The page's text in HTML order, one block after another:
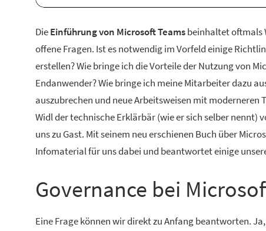
DieEinführung von Microsoft Teamsbeinhaltet oftmals
offene Fragen. Ist es notwendig im Vorfeld einige
erstellen? Wie bringe ich die Vorteile der Nutzung von
Endanwender? Wie bringe ich meine Mitarbeiter dazu
auszubrechen und neue Arbeitsweisen mit moderneren
Widl der technische Erklärbär (wie er sich selber nennt)
uns zu Gast. Mit seinem neu erschienen Buch über
Infomaterial für uns dabei und beantwortet einige
Governance bei
Eine Frage können wir direkt zu Anfang beantworten.